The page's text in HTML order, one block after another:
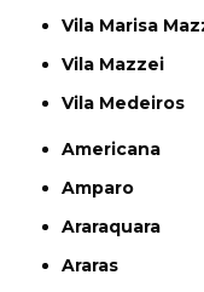
Vila Marisa
Vila Mazzei
Vila Medeiros
Americana
Amparo
Araraquara
Araras